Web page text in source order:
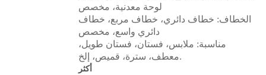
لوحة معدنية، مخصص
الخطاف: خطاف دائري، خطاف مربع، خطاف
دائري واسع، مخصص
مناسبة: ملابس، فستان، فستان طويل،
معطف، سترة، قميص، إلخ.
أكثر